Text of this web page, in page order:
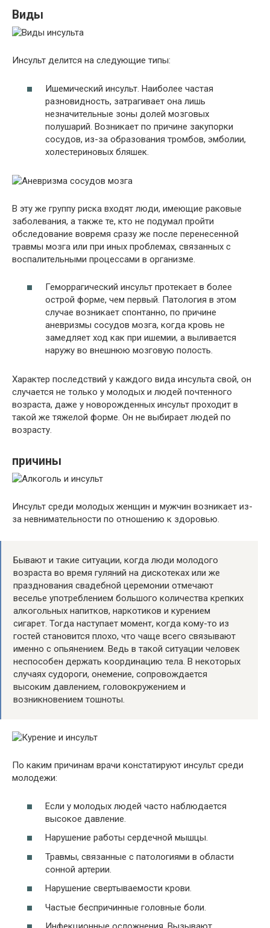
Виды
Инсульт делится на следующие типы:
Ишемический инсульт. Наиболее частая
разновидность, затрагивает она лишь
незначительные зоны долей мозговых
полушарий. Возникает по причине закупорки
сосудов, из-за образования тромбов, эмболии,
холестериновых бляшек.
В эту же группу риска входят люди, имеющие раковые
заболевания, а также те, кто не подумал пройти
обследование вовремя сразу же после перенесенной
травмы мозга или при иных проблемах, связанных с
воспалительными процессами в организме.
Геморрагический инсульт протекает в более
острой форме, чем первый. Патология в этом
случае возникает спонтанно, по причине
аневризмы сосудов мозга, когда кровь не
замедляет ход как при ишемии, а выливается
наружу во внешнюю мозговую полость.
Характер последствий у каждого вида инсульта свой, он
случается не только у молодых и людей почтенного
возраста, даже у новорожденных инсульт проходит в
такой же тяжелой форме. Он не выбирает людей по
возрасту.
причины
Инсульт среди молодых женщин и мужчин возникает из-
за невнимательности по отношению к здоровью.
Бывают и такие ситуации, когда люди молодого
возраста во время гуляний на дискотеках или же
празднования свадебной церемонии отмечают
веселье употреблением большого количества крепких
алкогольных напитков, наркотиков и курением
сигарет. Тогда наступает момент, когда кому-то из
гостей становится плохо, что чаще всего связывают
именно с опьянением. Ведь в такой ситуации человек
неспособен держать координацию тела. В некоторых
случаях судороги, онемение, сопровождается
высоким давлением, головокружением и
возникновением тошноты.
По каким причинам врачи констатируют инсульт среди
молодежи:
Если у молодых людей часто наблюдается
высокое давление.
Нарушение работы сердечной мышцы.
Травмы, связанные с патологиями в области
сонной артерии.
Нарушение свертываемости крови.
Частые беспричинные головные боли.